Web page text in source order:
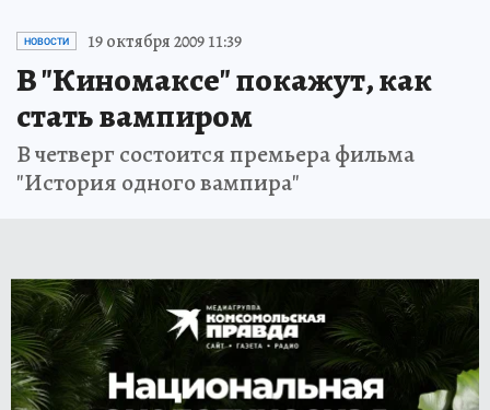
НОВОСТИ 19 октября 2009 11:39
В "Киномаксе" покажут, как
стать вампиром
В четверг состоится премьера фильма
"История одного вампира"